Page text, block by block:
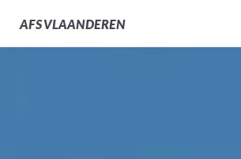
AFSVLAANDEREN